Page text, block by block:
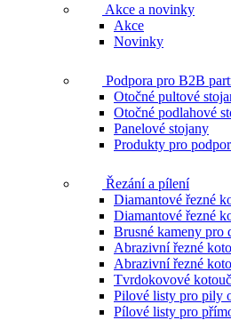
Akce a novinky
Akce
Novinky
Podpora pro B2B
Otočné pultové
Otočné podlahové
Panelové stojany
Produkty pro
Řezání a pílení
Diamantové řezné
Diamantové řezné
Brusné kameny pro
Abrazivní řezné
Abrazivní řezné
Tvrdokovové
Pilové listy pro pily
Pílové listy pro